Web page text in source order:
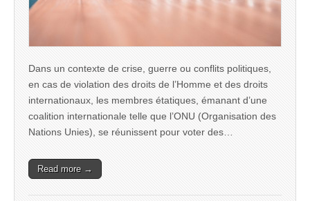
Dans un contexte de crise, guerre ou conflits politiques,
en cas de violation des droits de l’Homme et des droits
internationaux, les membres étatiques, émanant d’une
coalition internationale telle que l’ONU (Organisation des
Nations Unies), se réunissent pour voter des…
Read more →